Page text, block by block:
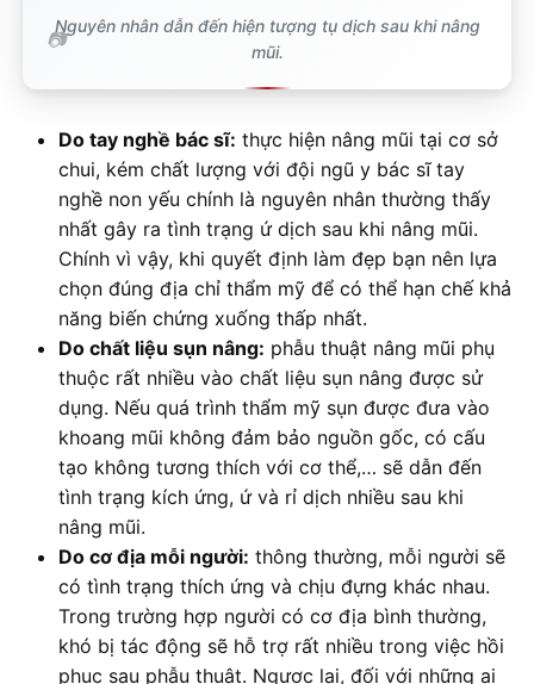
Nguyên nhân dẫn đến hiện tượng tụ dịch sau khi nâng
mũi.
Do tay nghề bác sĩ: thực hiện nâng mũi tại cơ sở
chui, kém chất lượng với đội ngũ y bác sĩ tay
nghề non yếu chính là nguyên nhân thường thấy
nhất gây ra tình trạng ứ dịch sau khi nâng mũi.
Chính vì vậy, khi quyết định làm đẹp bạn nên lựa
chọn đúng địa chỉ thẩm mỹ để có thể hạn chế khả
năng biến chứng xuống thấp nhất.
Do chất liệu sụn nâng: phẫu thuật nâng mũi phụ
thuộc rất nhiều vào chất liệu sụn nâng được sử
dụng. Nếu quá trình thẩm mỹ sụn được đưa vào
khoang mũi không đảm bảo nguồn gốc, có cấu
tạo không tương thích với cơ thể,… sẽ dẫn đến
tình trạng kích ứng, ứ và rỉ dịch nhiều sau khi
nâng mũi.
Do cơ địa mỗi người: thông thường, mỗi người sẽ
có tình trạng thích ứng và chịu đựng khác nhau.
Trong trường hợp người có cơ địa bình thường,
khó bị tác động sẽ hỗ trợ rất nhiều trong việc hồi
phục sau phẫu thuật. Ngược lại, đối với những ai